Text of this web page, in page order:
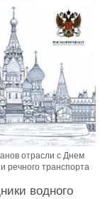
отрасли с Днем
речного транспорта
водного